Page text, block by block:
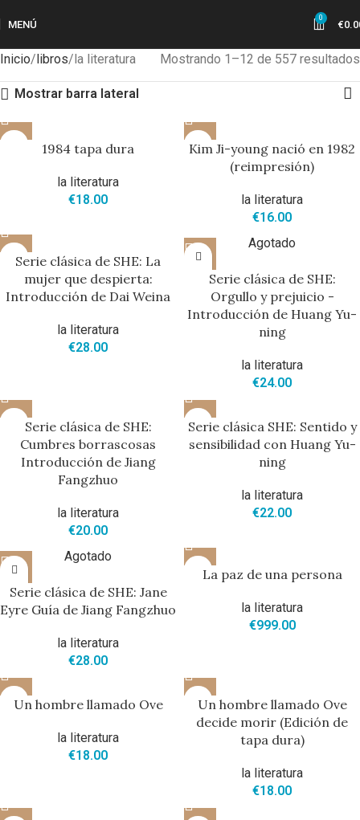
MENÚ
0
€
Inicio libros la literatura Mostrando 1–12 de 557 resultados
Mostrar barra lateral
1984 tapa dura
la literatura
€18.00
Kim Ji-young nació en 1982
(reimpresión)
la literatura
€16.00
Serie clásica de SHE: La
mujer que despierta:
Introducción de Dai Weina
la literatura
€28.00
Agotado
Serie clásica de SHE:
Orgullo y prejuicio -
Introducción de Huang Yu-
ning
la literatura
€24.00
Serie clásica de SHE:
Cumbres borrascosas
Introducción de Jiang
Fangzhuo
la literatura
€20.00
Serie clásica SHE: Sentido y
sensibilidad con Huang Yu-
ning
la literatura
€22.00
Agotado
Serie clásica de SHE: Jane
Eyre Guía de Jiang Fangzhuo
la literatura
€28.00
La paz de una persona
la literatura
€999.00
Un hombre llamado Ove
la literatura
€18.00
Un hombre llamado Ove
decide morir (Edición de
tapa dura)
la literatura
€18.00